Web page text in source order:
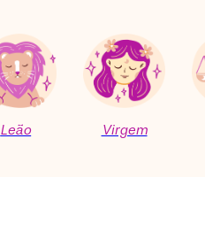
Leão Virgem